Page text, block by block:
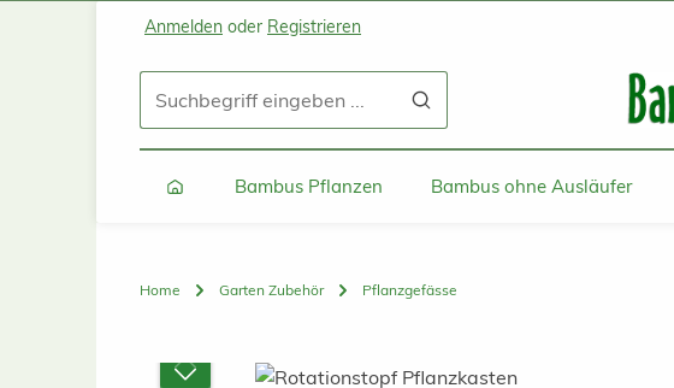
Zum Hauptinhalt springen
Zur Suche springen
Zur Hauptnavigation springen
Anmelden oder Registrieren
Bambus Pflanzen Bambus ohne Ausläufer
Home Garten Zubehör Pflanzgefässe
Bildergalerie überspringen